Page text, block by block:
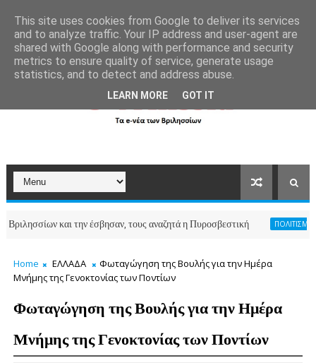
και την έσβησαν, τους αναζητά η Πυροσβεστική ΠΟΛΙΤΙΣΜΟΣ-
Home ΕΛΛΑΔΑ
Φωταγώγηση της Βουλής για την Ημέρα
Μνήμης της Γενοκτονίας των Ποντίων
Φωταγώγηση της Βουλής για την Ημέρα
Μνήμης της Γενοκτονίας των Ποντίων
This site uses cookies from Google to deliver its services
and to analyze traffic. Your IP address and user-agent are
shared with Google along with performance and security
metrics to ensure quality of service, generate usage
statistics, and to detect and address abuse.
LEARN MORE GOT IT